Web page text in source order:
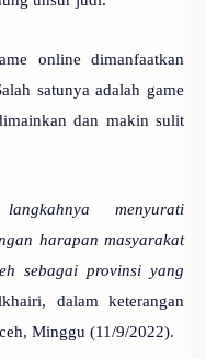
online dimanfaatkan
satunya adalah game
dan makin sulit
menyurati
harapan masyarakat
sebagai provinsi yang
dalam keterangan
Minggu (11/9/2022).